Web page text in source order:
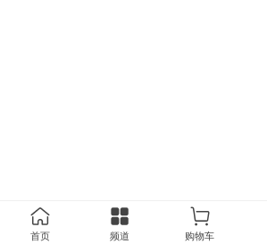
首页 频道 购物车